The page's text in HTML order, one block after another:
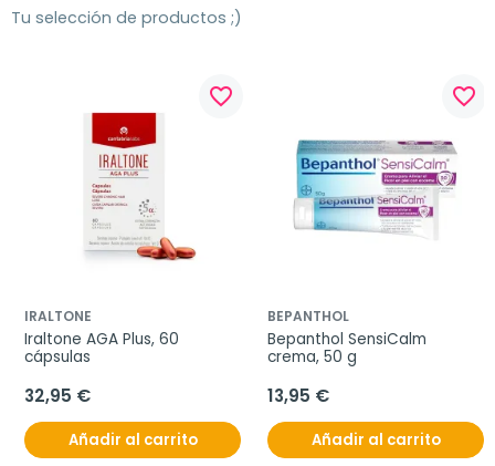
Tu selección de productos ;)
favorite_border
IRALTONE
Iraltone AGA Plus, 60
cápsulas
32,95 €
Añadir al carrito
favorite_border
BEPANTHOL
Bepanthol SensiCalm
crema, 50 g
13,95 €
Añadir al carrito